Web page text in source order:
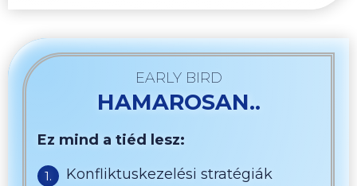
EARLY BIRD
HAMAROSAN..
Ez mind a tiéd lesz:
Konfliktuskezelési stratégiák